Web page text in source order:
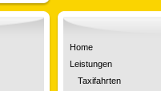
Home
Leistungen
Taxifahrten